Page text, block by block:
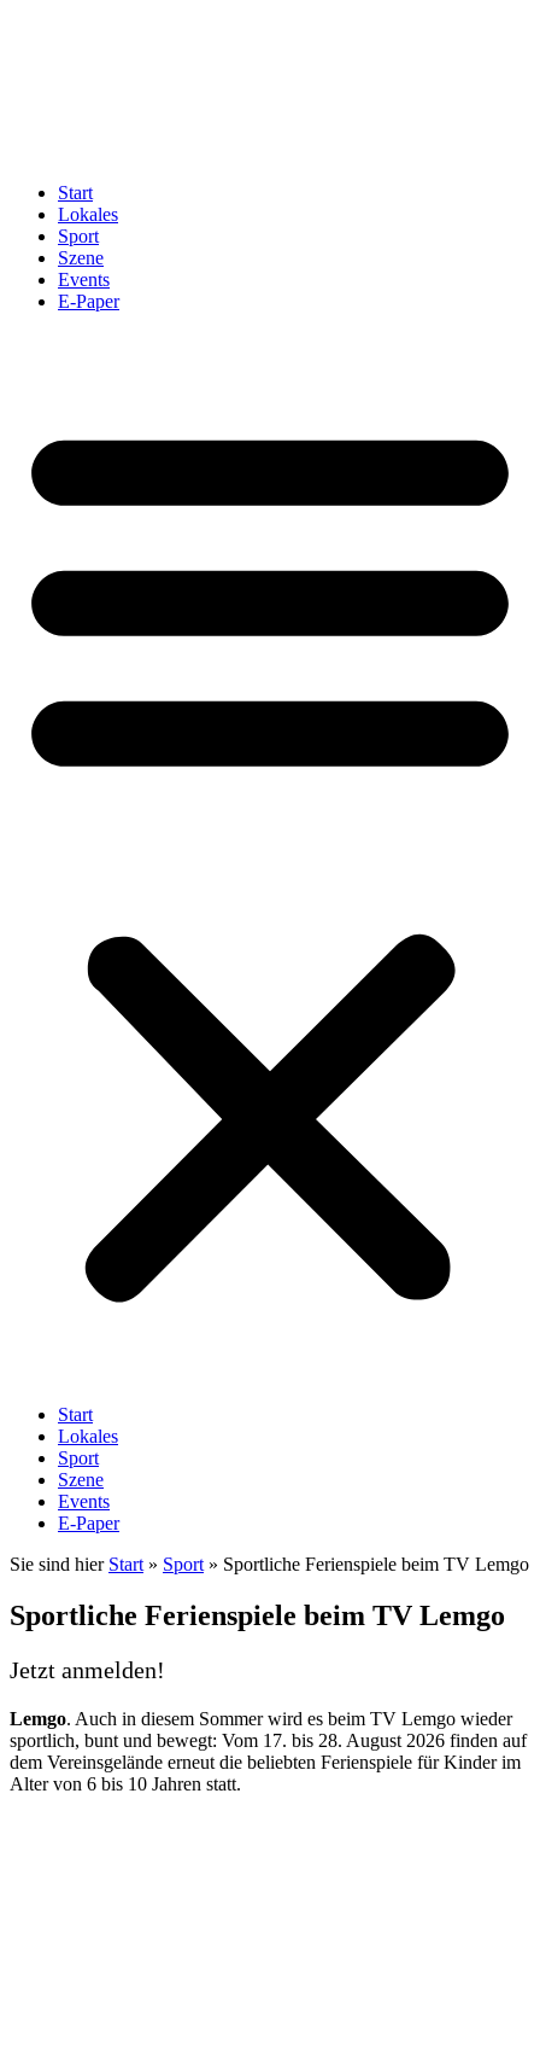
Start
Lokales
Sport
Szene
Events
E-Paper
Start
Lokales
Sport
Szene
Events
E-Paper
Sie sind hier Start » Sport » Sportliche Ferienspiele beim TV Lemgo
Sportliche Ferienspiele beim TV Lemgo
Jetzt anmelden!
Lemgo. Auch in diesem Sommer wird es beim TV Lemgo wieder
sportlich, bunt und bewegt: Vom 17. bis 28. August 2026 finden auf
dem Vereinsgelände erneut die beliebten Ferienspiele für Kinder im
Alter von 6 bis 10 Jahren statt.